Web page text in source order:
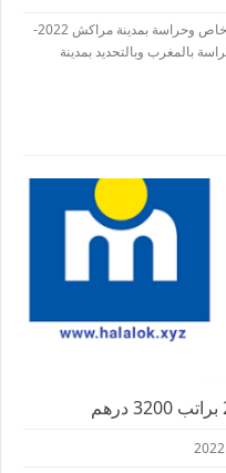
وظائف بالمغرب 2024 مطلوب موظفين امن خاص وحراسة بمدينة مراكش 2022-
بالمغرب وبالتحديد بمدينة